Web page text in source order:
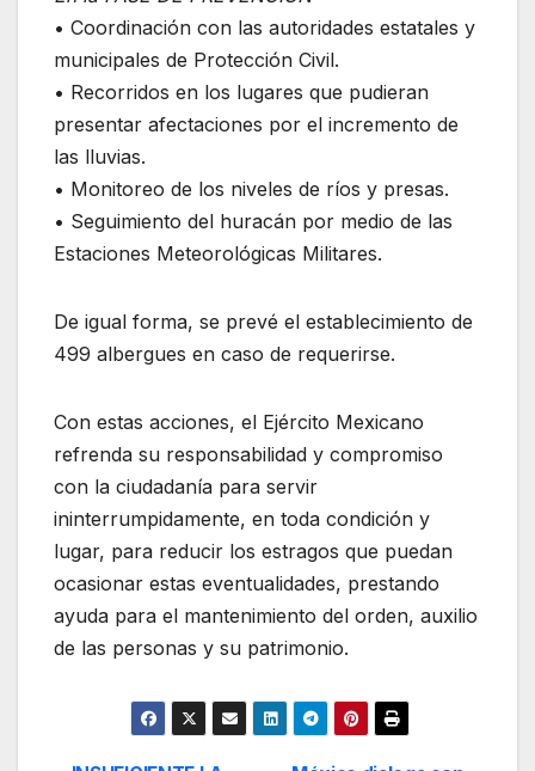
• Coordinación con las autoridades estatales y
municipales de Protección Civil.
• Recorridos en los lugares que pudieran
presentar afectaciones por el incremento de
las lluvias.
• Monitoreo de los niveles de ríos y presas.
• Seguimiento del huracán por medio de las
Estaciones Meteorológicas Militares.
De igual forma, se prevé el establecimiento de
499 albergues en caso de requerirse.
Con estas acciones, el Ejército Mexicano
refrenda su responsabilidad y compromiso
con la ciudadanía para servir
ininterrumpidamente, en toda condición y
lugar, para reducir los estragos que puedan
ocasionar estas eventualidades, prestando
ayuda para el mantenimiento del orden, auxilio
de las personas y su patrimonio.